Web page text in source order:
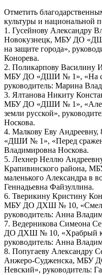
Отметить
культуры и национальной
1. Гусейнову Александру
Новокузнецк, МБУ ДО
на защите города»,
Конорева.
2. Поликарпову Василину
МБУ ДО «ДШИ № 1», «На
руководитель: Марина
3. Ялтанова Никиту
МБУ ДО «ДШИ № 1»,
земли русской»,
Носкова.
4. Малкову Еву
«ДШИ № 1», «Перед
Владимировна Носкова.
5. Лехнер Неллю
Крапивинского района,
маленького Александра в
Геннадьевна Файзуллина.
6. Тверикину Кристину
МБУ ДО ДХШ № 10,
руководитель: Анна
7. Ведерникова Симеона
ДО ДХШ № 10, «Храбрый
руководитель: Анна
8. Попугаеву Александру
Анжеро-Судженска, МБУ
Невский», руководитель: